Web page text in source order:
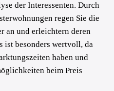
der Interessenten. Durch
regen Sie die
an und erleichtern deren
ist besonders wertvoll, da
haben und
beim Preis